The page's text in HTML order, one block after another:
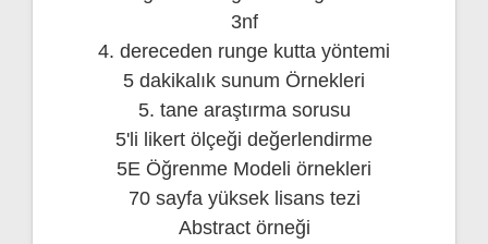
3nf
4. dereceden runge kutta yöntemi
5 dakikalık sunum Örnekleri
5. tane araştırma sorusu
5'li likert ölçeği değerlendirme
5E Öğrenme Modeli örnekleri
70 sayfa yüksek lisans tezi
Abstract örneği